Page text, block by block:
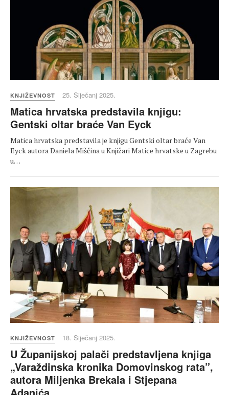
KNJIŽEVNOST 25. Siječanj 2025.
Matica hrvatska predstavila knjigu:
Gentski oltar braće Van Eyck
Matica hrvatska predstavila je knjigu Gentski oltar braće Van
Eyck autora Daniela Miščina u Knjižari Matice hrvatske u Zagrebu
u…
KNJIŽEVNOST 18. Siječanj 2025.
U Županijskoj palači predstavljena knjiga
„Varaždinska kronika Domovinskog rata”,
autora Miljenka Brekala i Stjepana
Adanića